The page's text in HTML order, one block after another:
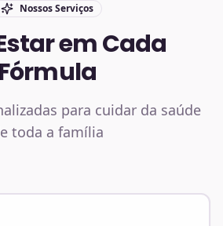
Nossos Serviços
em Cada
Fórmula
para cuidar da saúde
toda a família